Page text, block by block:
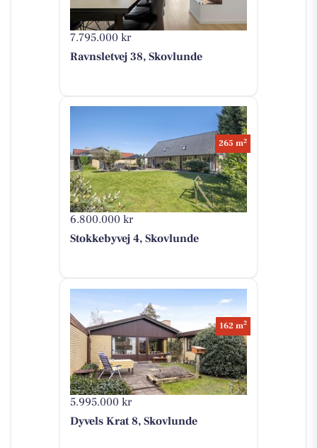
7.795.000 kr
Ravnsletvej 38, Skovlunde
6.800.000 kr
265 m2
Stokkebyvej 4, Skovlunde
5.995.000 kr
162 m2
Dyvels Krat 8, Skovlunde